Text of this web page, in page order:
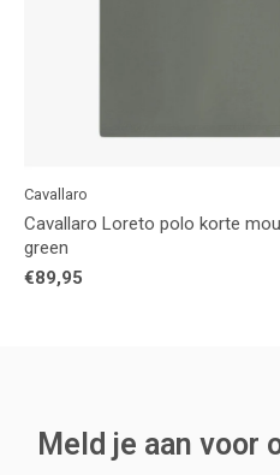
Cavallaro
Cavallaro Loreto polo korte
green
€89,95
Meld je aan voor